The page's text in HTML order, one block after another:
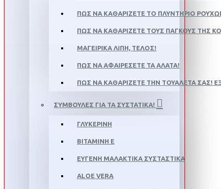
ΠΏΣ ΝΑ ΚΑΘΑΡΊΖΕΤΕ ΤΟ ΠΛΥΝΤΉΡΙΟ
ΠΏΣ ΝΑ ΚΑΘΑΡΊΖΕΤΕ ΤΟΥΣ ΠΆΓΚΟΥΣ ΤΗΣ
ΜΑΓΕΙΡΙΚΆ ΛΊΠΗ, ΤΕΛΟΣ!
ΠΏΣ ΝΑ ΑΦΑΙΡΈΣΕΤΕ ΤΑ ΆΛΑΤΑ!
ΠΏΣ ΝΑ ΚΑΘΑΡΊΖΕΤΕ ΤΗΝ ΤΟΥΑΛΈΤΑ ΣΑΣ!
ΣΥΜΒΟΥΛΈΣ ΓΙΑ ΤΑ ΣΥΣΤΑΤΙΚΆ!
ΓΛΥΚΕΡΙΝΗ
ΒΙΤΑΜΙΝΗ Ε
ΕΥΓΕΝΗ ΜΑΛΑΚΤΙΚΑ ΣΥΣΤΑΣΤΙΚΑ
ALOE VERA